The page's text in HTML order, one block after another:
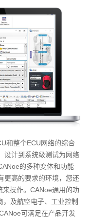
和整个ECU网络的综合
设计到系统级测试为网络
的多种变体和功能
更高的要求的环境，您还
操作。CANoe通用的功
及航空电子、工业控制
可满足在产品开发